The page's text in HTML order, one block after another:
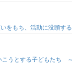
をもち、活動に没頭す
こうとする子どもたち